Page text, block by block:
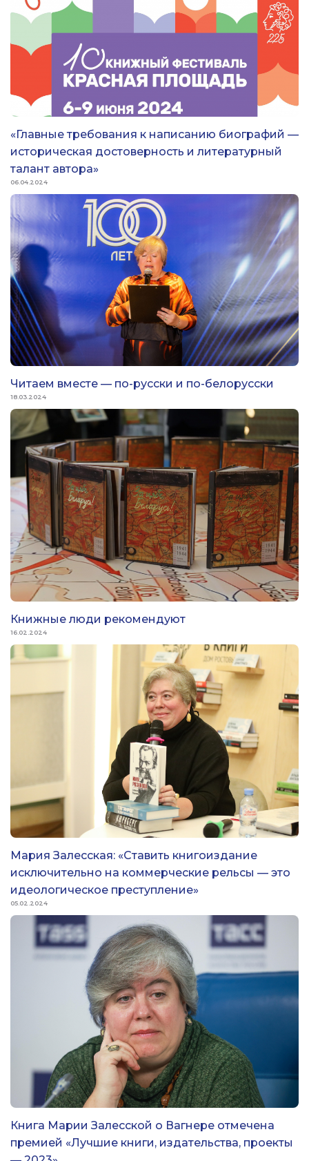
«Главные требования к написанию биографий —
историческая достоверность и литературный
талант автора»
06.04.2024
Читаем вместе — по-русски и по-белорусски
18.03.2024
Книжные люди рекомендуют
16.02.2024
Мария Залесская: «Ставить книгоиздание
исключительно на коммерческие рельсы — это
идеологическое преступление»
05.02.2024
Книга Марии Залесской о Вагнере отмечена
премией «Лучшие книги, издательства, проекты